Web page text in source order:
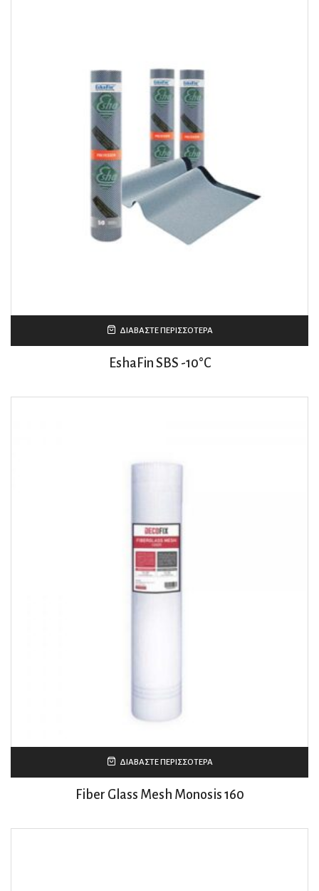
ΔΙΑΒΆΣΤΕ ΠΕΡΙΣΣΌΤΕΡΑ
EshaFin SBS -10°C
ΔΙΑΒΆΣΤΕ ΠΕΡΙΣΣΌΤΕΡΑ
Fiber Glass Mesh Monosis 160